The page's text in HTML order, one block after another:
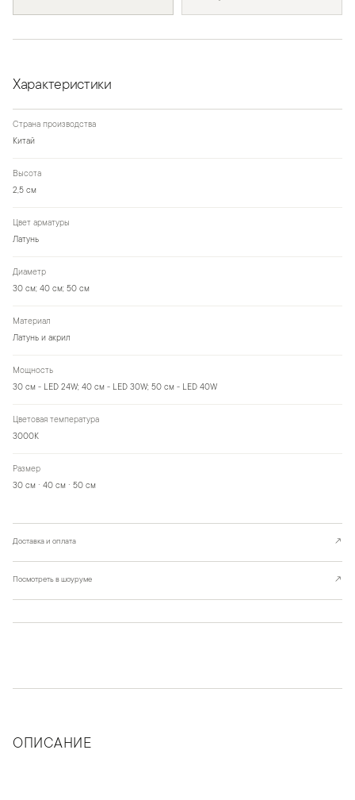
Характеристики
Страна производства
Китай
Высота
2,5 см
Цвет арматуры
Латунь
Диаметр
30 см; 40 см; 50 см
Материал
Латунь и акрил
Мощность
30 см - LED 24W; 40 см - LED 30W; 50 см - LED 40W
Цветовая температура
3000K
Размер
30 см · 40 см · 50 см
Доставка и оплата ↗
Посмотреть в шоуруме ↗
ОПИСАНИЕ